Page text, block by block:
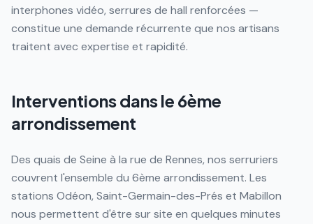
interphones vidéo, serrures de hall renforcées —
constitue une demande récurrente que nos artisans
traitent avec expertise et rapidité.
Interventions dans le 6ème
arrondissement
Des quais de Seine à la rue de Rennes, nos serruriers
couvrent l'ensemble du 6ème arrondissement. Les
stations Odéon, Saint-Germain-des-Prés et Mabillon
nous permettent d'être sur site en quelques minutes